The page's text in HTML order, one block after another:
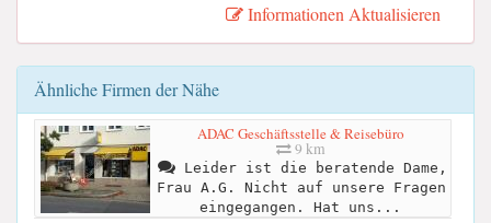
Informationen Aktualisieren
Ähnliche Firmen der Nähe
ADAC Geschäftsstelle & Reisebüro
9 km
Leider ist die beratende Dame,
Frau A.G. Nicht auf unsere Fragen
eingegangen. Hat uns...